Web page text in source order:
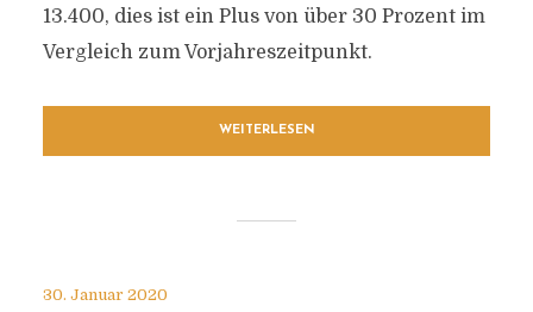
13.400, dies ist ein Plus von über 30 Prozent im
Vergleich zum Vorjahreszeitpunkt.
WEITERLESEN
30. Januar 2020